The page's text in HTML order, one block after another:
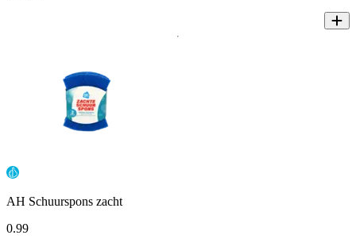
AH Schuurspons zacht
0.99